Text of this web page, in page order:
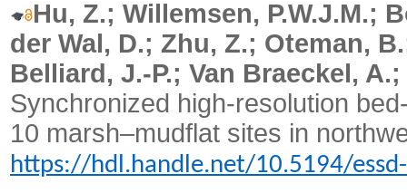
Hu, Z.; Willemsen, P.W.J.M.;
der Wal, D.; Zhu, Z.; Oteman,
Belliard, J.-P.; Van Braeckel,
Synchronized high-resolution
10 marsh–mudflat sites in
https://hdl.handle.net/10.5194/